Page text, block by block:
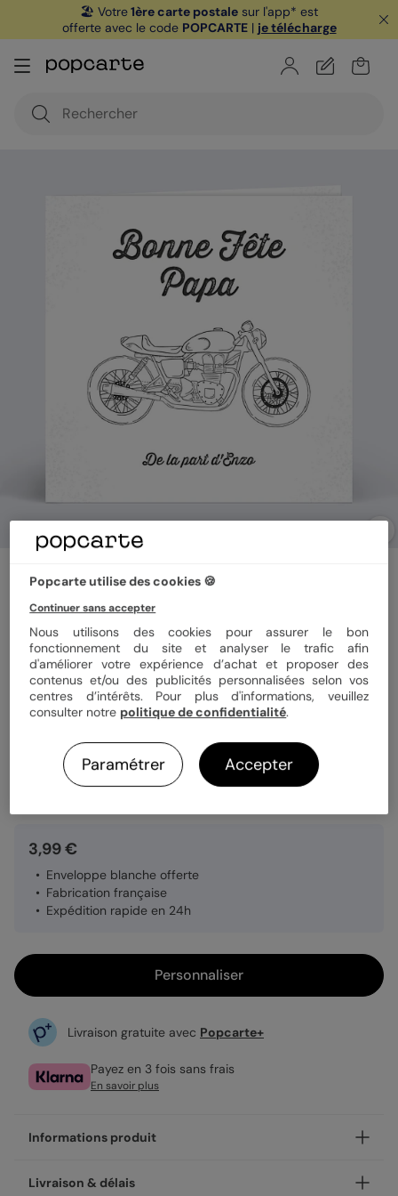
🏖️ Votre1ère carte postale sur l'app* est
offerte avec le code POPCARTE| je télécharge
Moto
Format 14x14 cm plié
Papier Papier Satiné
Quantité 1 carte
3,99 €
Enveloppe blanche offerte
Fabrication française
Expédition rapide en 24h
Personnaliser
Livraison gratuite avec Popcarte+
Payez en 3 fois sans frais
En savoir plus
Informations produit
Personnalisez votre carte fête des pères Moto, disponible
Livraison & délais
Popcarte utilise des cookies 🍪
Continuer sans accepter
Nous utilisons des cookies pour assurer le bon
fonctionnement du site et analyser le trafic afin
d'améliorer votre expérience d’achat et proposer des
contenus et/ou des publicités personnalisées selon vos
centres d’intérêts. Pour plus d'informations, veuillez
consulter notre politique de confidentialité.
Paramétrer Accepter